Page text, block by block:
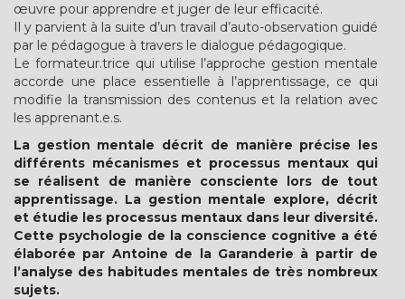
œuvre pour apprendre et juger de leur efficacité.
Il y parvient à la suite d’un travail d’auto-observation guidé
par le pédagogue à travers le dialogue pédagogique.
Le formateur.trice qui utilise l’approche gestion mentale
accorde une place essentielle à l’apprentissage, ce qui
modifie la transmission des contenus et la relation avec
les apprenant.e.s.
La gestion mentale décrit de manière précise les
différents mécanismes et processus mentaux qui
se réalisent de manière consciente lors de tout
apprentissage. La gestion mentale explore, décrit
et étudie les processus mentaux dans leur diversité.
Cette psychologie de la conscience cognitive a été
élaborée par Antoine de la Garanderie à partir de
l’analyse des habitudes mentales de très nombreux
sujets.